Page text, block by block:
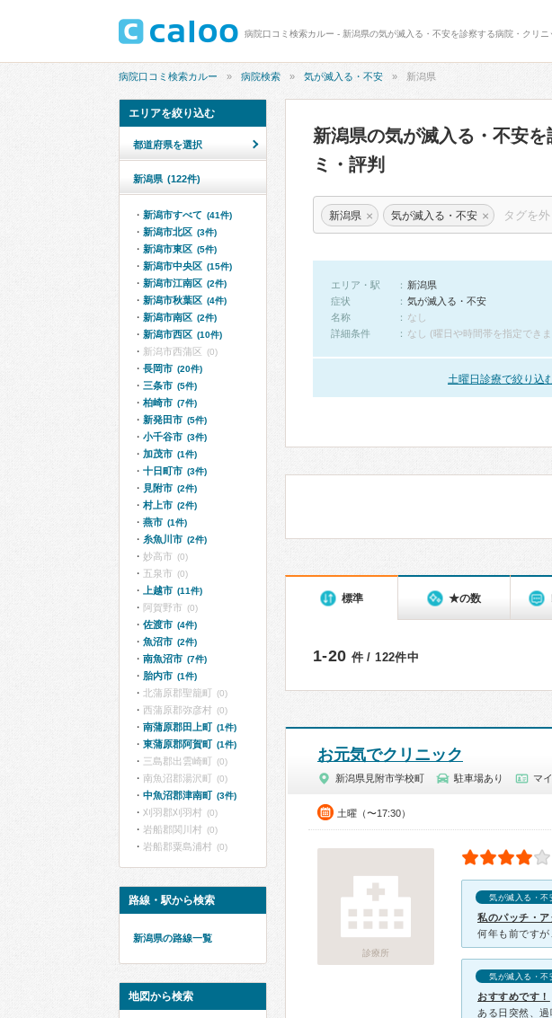
病院口コミ検索カルー - 新潟県の気が滅入る・不安を診察する病院・クリ
病院口コミ検索カルー 病院検索 気が滅入る・不安 新潟県
新潟県の気が滅入る・不安
ミ・評判
新潟県 × 気が滅入る・不安 ×
エリア・駅
新潟県
症状
気が滅入る・不安
名称
なし
詳細条件
なし (曜日や時間帯を指定でき
土曜日診療で絞り込
標準 ★の数
1-20 件 / 122件中
お元気でクリニック
新潟県見附市学校町 駐車場あり マ
土曜（〜17:30）
診療所
気が滅入る・不
私のパッチ・ア
気が滅入る・不
おすすめです！
エリアを絞り込む
都道府県を選択
新潟県 (122件)
新潟市すべて (41件)
新潟市北区 (3件)
新潟市東区 (5件)
新潟市中央区 (15件)
新潟市江南区 (2件)
新潟市秋葉区 (4件)
新潟市南区 (2件)
新潟市西区 (10件)
新潟市西蒲区 (0)
長岡市 (20件)
三条市 (5件)
柏崎市 (7件)
新発田市 (5件)
小千谷市 (3件)
加茂市 (1件)
十日町市 (3件)
見附市 (2件)
村上市 (2件)
燕市 (1件)
糸魚川市 (2件)
妙高市 (0)
五泉市 (0)
上越市 (11件)
阿賀野市 (0)
佐渡市 (4件)
魚沼市 (2件)
南魚沼市 (7件)
胎内市 (1件)
北蒲原郡聖籠町 (0)
西蒲原郡弥彦村 (0)
南蒲原郡田上町 (1件)
東蒲原郡阿賀町 (1件)
三島郡出雲崎町 (0)
南魚沼郡湯沢町 (0)
中魚沼郡津南町 (3件)
刈羽郡刈羽村 (0)
岩船郡関川村 (0)
岩船郡粟島浦村 (0)
路線・駅から検索
新潟県の路線一覧
地図から検索